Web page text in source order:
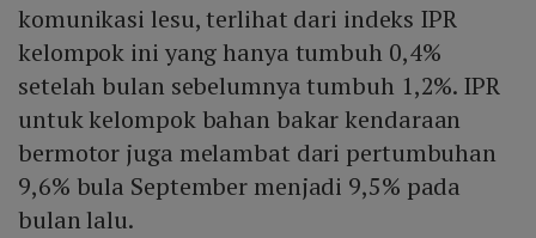
komunikasi lesu, terlihat dari indeks IPR
kelompok ini yang hanya tumbuh 0,4%
setelah bulan sebelumnya tumbuh 1,2%. IPR
untuk kelompok bahan bakar kendaraan
bermotor juga melambat dari pertumbuhan
9,6% bula September menjadi 9,5% pada
bulan lalu.